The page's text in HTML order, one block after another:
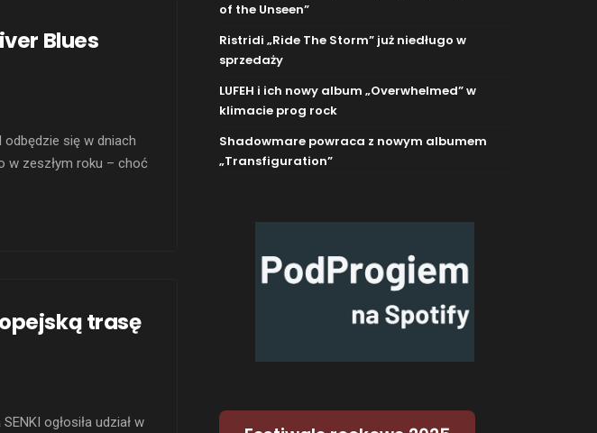
Blues
odbędzie się w dniach
w zeszłym roku – choć
dni festiwalowe
trasę
ogłosiła udział w
of the Unseen”
Ristridi „Ride The Storm” już niedługo w
sprzedaży
LUFEH i ich nowy album „Overwhelmed” w
klimacie prog rock
Shadowmare powraca z nowym albumem
„Transfiguration”